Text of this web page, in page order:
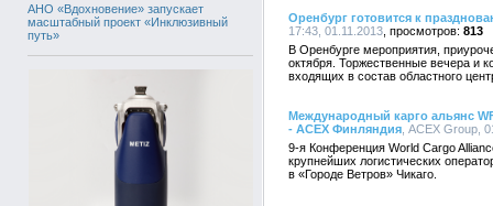
АНО «Вдохновение» запускает
масштабный проект «Инклюзивный
путь»
Оренбург готовится к
17:43, 01.11.2013
813
В Оренбурге мероприятия,
октября. Торжественные вечера и
входящих в состав областного
Международный карго альянс
- ACEX Финляндия , ACEX Group,
9-я Конференция World Cargo
крупнейших логистических
в «Городе Ветров» Чикаго.